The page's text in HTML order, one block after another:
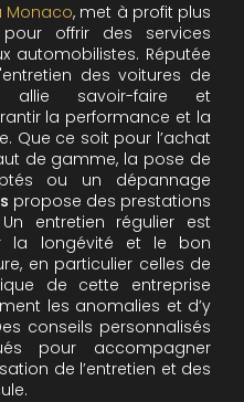
Monaco, met à profit plus
offrir des services
automobilistes. Réputée
des voitures de
allie savoir-faire et
la performance et la
Que ce soit pour l’achat
de gamme, la pose de
ou un dépannage
propose des prestations
Un entretien régulier est
la longévité et le bon
en particulier celles de
de cette entreprise
les anomalies et d’y
conseils personnalisés
pour accompagner
de l’entretien et des